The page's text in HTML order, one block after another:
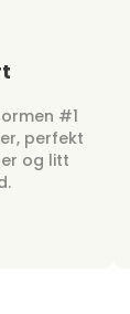
#1
perfekt
og litt